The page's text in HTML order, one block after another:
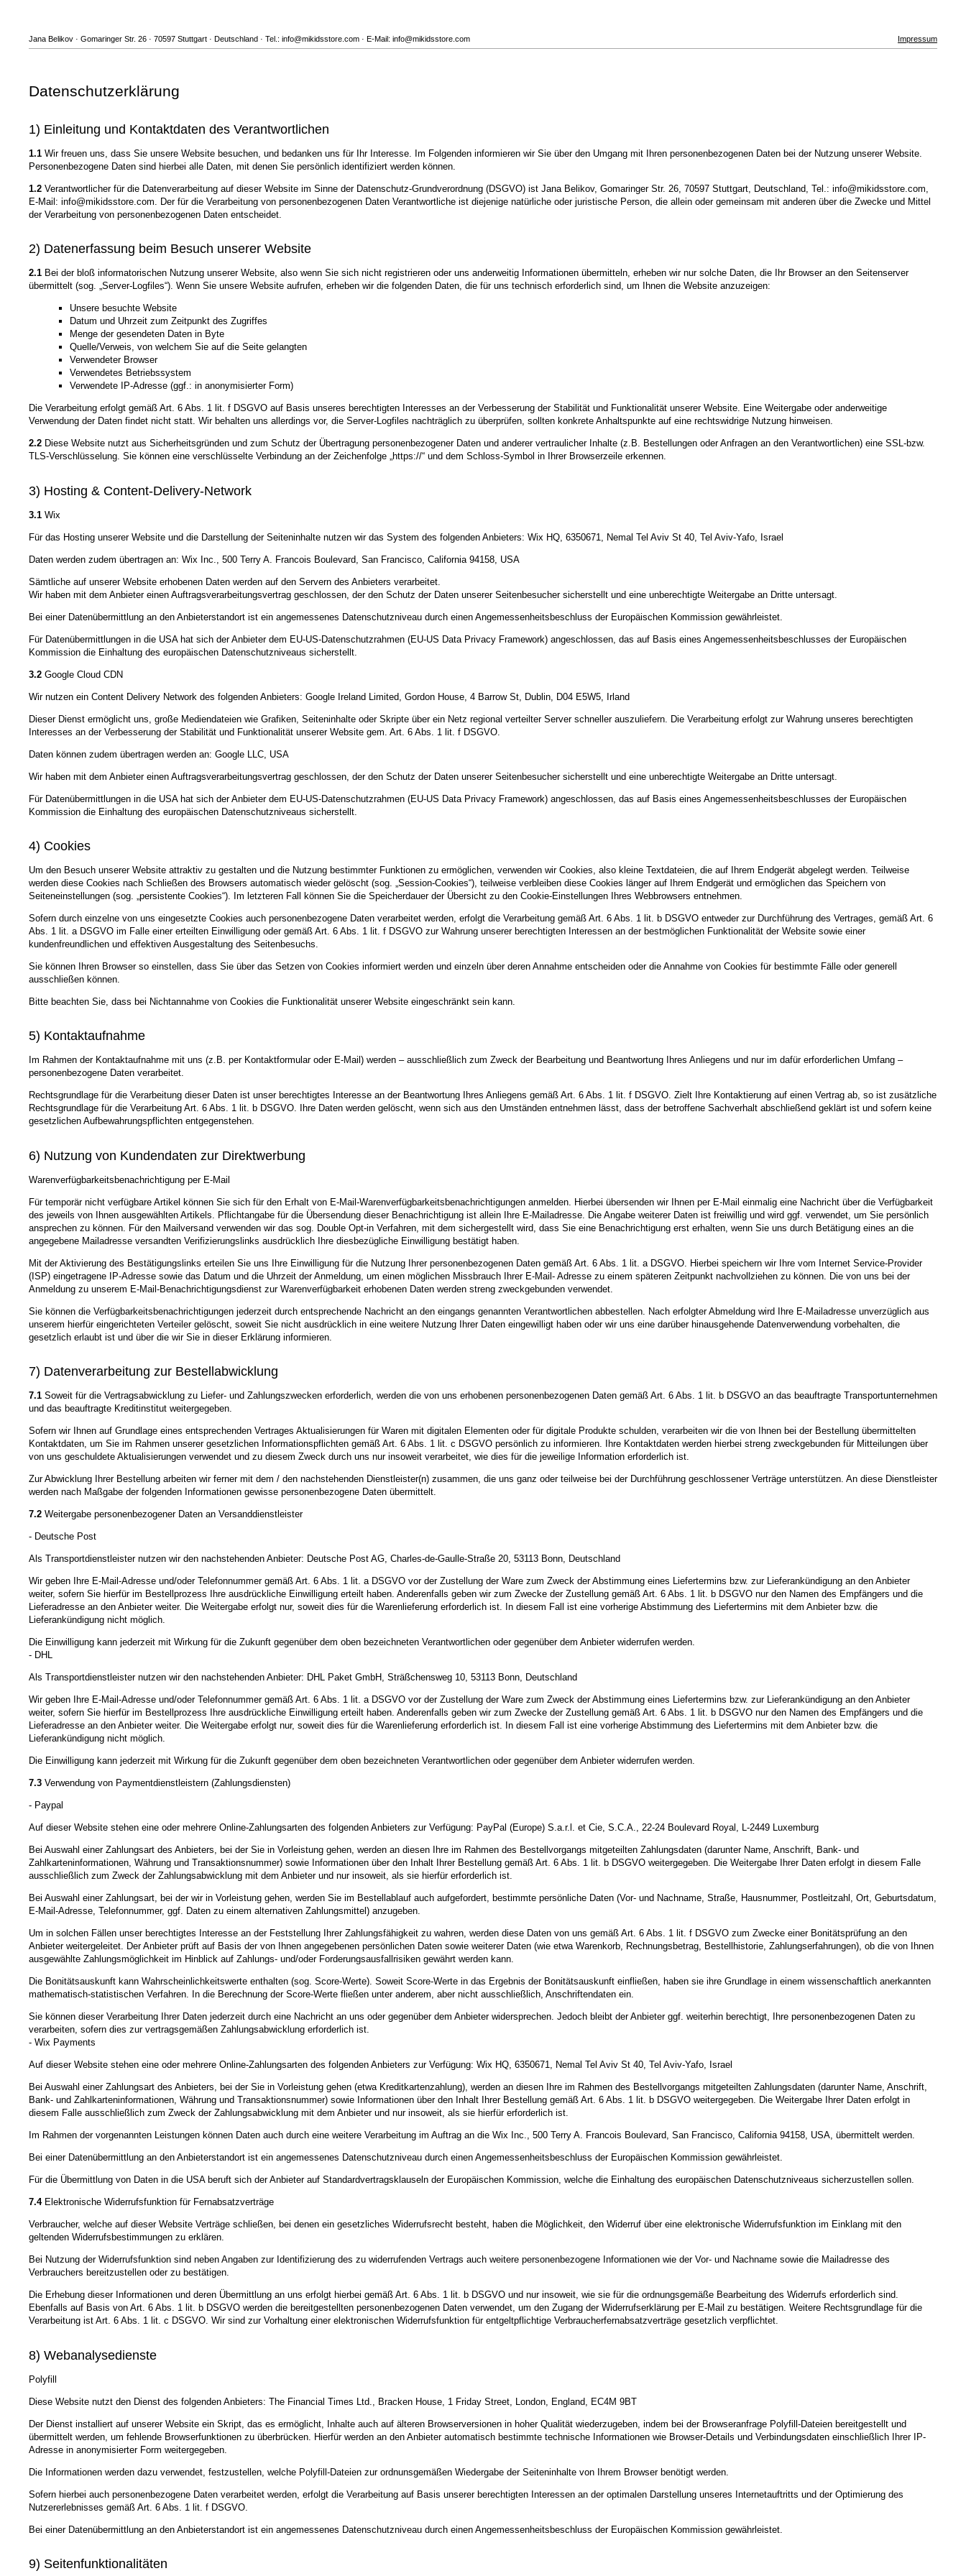
Jana Belikov · Gomaringer Str. 26 · 70597 Stuttgart · Deutschland · Tel.: info@mikidsstore.com · E-Mail: info@mikidsstore.com Impressum
Datenschutzerklärung
1) Einleitung und Kontaktdaten des Verantwortlichen
1.1 Wir freuen uns, dass Sie unsere Website besuchen, und bedanken uns für Ihr Interesse. Im Folgenden informieren wir Sie über den Umgang mit Ihren personenbezogenen Daten bei der Nutzung unserer Website.
Personenbezogene Daten sind hierbei alle Daten, mit denen Sie persönlich identifiziert werden können.
1.2 Verantwortlicher für die Datenverarbeitung auf dieser Website im Sinne der Datenschutz-Grundverordnung (DSGVO) ist Jana Belikov, Gomaringer Str. 26, 70597 Stuttgart, Deutschland, Tel.: info@mikidsstore.com,
E-Mail: info@mikidsstore.com. Der für die Verarbeitung von personenbezogenen Daten Verantwortliche ist diejenige natürliche oder juristische Person, die allein oder gemeinsam mit anderen über die Zwecke und Mittel
der Verarbeitung von personenbezogenen Daten entscheidet.
2) Datenerfassung beim Besuch unserer Website
2.1 Bei der bloß informatorischen Nutzung unserer Website, also wenn Sie sich nicht registrieren oder uns anderweitig Informationen übermitteln, erheben wir nur solche Daten, die Ihr Browser an den Seitenserver
übermittelt (sog. „Server-Logfiles“). Wenn Sie unsere Website aufrufen, erheben wir die folgenden Daten, die für uns technisch erforderlich sind, um Ihnen die Website anzuzeigen:
Unsere besuchte Website
Datum und Uhrzeit zum Zeitpunkt des Zugriffes
Menge der gesendeten Daten in Byte
Quelle/Verweis, von welchem Sie auf die Seite gelangten
Verwendeter Browser
Verwendetes Betriebssystem
Verwendete IP-Adresse (ggf.: in anonymisierter Form)
Die Verarbeitung erfolgt gemäß Art. 6 Abs. 1 lit. f DSGVO auf Basis unseres berechtigten Interesses an der Verbesserung der Stabilität und Funktionalität unserer Website. Eine Weitergabe oder anderweitige
Verwendung der Daten findet nicht statt. Wir behalten uns allerdings vor, die Server-Logfiles nachträglich zu überprüfen, sollten konkrete Anhaltspunkte auf eine rechtswidrige Nutzung hinweisen.
2.2 Diese Website nutzt aus Sicherheitsgründen und zum Schutz der Übertragung personenbezogener Daten und anderer vertraulicher Inhalte (z.B. Bestellungen oder Anfragen an den Verantwortlichen) eine SSL-bzw.
TLS-Verschlüsselung. Sie können eine verschlüsselte Verbindung an der Zeichenfolge „https://“ und dem Schloss-Symbol in Ihrer Browserzeile erkennen.
3) Hosting & Content-Delivery-Network
3.1 Wix
Für das Hosting unserer Website und die Darstellung der Seiteninhalte nutzen wir das System des folgenden Anbieters: Wix HQ, 6350671, Nemal Tel Aviv St 40, Tel Aviv-Yafo, Israel
Daten werden zudem übertragen an: Wix Inc., 500 Terry A. Francois Boulevard, San Francisco, California 94158, USA
Sämtliche auf unserer Website erhobenen Daten werden auf den Servern des Anbieters verarbeitet.
Wir haben mit dem Anbieter einen Auftragsverarbeitungsvertrag geschlossen, der den Schutz der Daten unserer Seitenbesucher sicherstellt und eine unberechtigte Weitergabe an Dritte untersagt.
Bei einer Datenübermittlung an den Anbieterstandort ist ein angemessenes Datenschutzniveau durch einen Angemessenheitsbeschluss der Europäischen Kommission gewährleistet.
Für Datenübermittlungen in die USA hat sich der Anbieter dem EU-US-Datenschutzrahmen (EU-US Data Privacy Framework) angeschlossen, das auf Basis eines Angemessenheitsbeschlusses der Europäischen
Kommission die Einhaltung des europäischen Datenschutzniveaus sicherstellt.
3.2 Google Cloud CDN
Wir nutzen ein Content Delivery Network des folgenden Anbieters: Google Ireland Limited, Gordon House, 4 Barrow St, Dublin, D04 E5W5, Irland
Dieser Dienst ermöglicht uns, große Mediendateien wie Grafiken, Seiteninhalte oder Skripte über ein Netz regional verteilter Server schneller auszuliefern. Die Verarbeitung erfolgt zur Wahrung unseres berechtigten
Interesses an der Verbesserung der Stabilität und Funktionalität unserer Website gem. Art. 6 Abs. 1 lit. f DSGVO.
Daten können zudem übertragen werden an: Google LLC, USA
Wir haben mit dem Anbieter einen Auftragsverarbeitungsvertrag geschlossen, der den Schutz der Daten unserer Seitenbesucher sicherstellt und eine unberechtigte Weitergabe an Dritte untersagt.
Für Datenübermittlungen in die USA hat sich der Anbieter dem EU-US-Datenschutzrahmen (EU-US Data Privacy Framework) angeschlossen, das auf Basis eines Angemessenheitsbeschlusses der Europäischen
Kommission die Einhaltung des europäischen Datenschutzniveaus sicherstellt.
4) Cookies
Um den Besuch unserer Website attraktiv zu gestalten und die Nutzung bestimmter Funktionen zu ermöglichen, verwenden wir Cookies, also kleine Textdateien, die auf Ihrem Endgerät abgelegt werden. Teilweise
werden diese Cookies nach Schließen des Browsers automatisch wieder gelöscht (sog. „Session-Cookies“), teilweise verbleiben diese Cookies länger auf Ihrem Endgerät und ermöglichen das Speichern von
Seiteneinstellungen (sog. „persistente Cookies“). Im letzteren Fall können Sie die Speicherdauer der Übersicht zu den Cookie-Einstellungen Ihres Webbrowsers entnehmen.
Sofern durch einzelne von uns eingesetzte Cookies auch personenbezogene Daten verarbeitet werden, erfolgt die Verarbeitung gemäß Art. 6 Abs. 1 lit. b DSGVO entweder zur Durchführung des Vertrages, gemäß Art. 6
Abs. 1 lit. a DSGVO im Falle einer erteilten Einwilligung oder gemäß Art. 6 Abs. 1 lit. f DSGVO zur Wahrung unserer berechtigten Interessen an der bestmöglichen Funktionalität der Website sowie einer
kundenfreundlichen und effektiven Ausgestaltung des Seitenbesuchs.
Sie können Ihren Browser so einstellen, dass Sie über das Setzen von Cookies informiert werden und einzeln über deren Annahme entscheiden oder die Annahme von Cookies für bestimmte Fälle oder generell
ausschließen können.
Bitte beachten Sie, dass bei Nichtannahme von Cookies die Funktionalität unserer Website eingeschränkt sein kann.
5) Kontaktaufnahme
Im Rahmen der Kontaktaufnahme mit uns (z.B. per Kontaktformular oder E-Mail) werden – ausschließlich zum Zweck der Bearbeitung und Beantwortung Ihres Anliegens und nur im dafür erforderlichen Umfang –
personenbezogene Daten verarbeitet.
Rechtsgrundlage für die Verarbeitung dieser Daten ist unser berechtigtes Interesse an der Beantwortung Ihres Anliegens gemäß Art. 6 Abs. 1 lit. f DSGVO. Zielt Ihre Kontaktierung auf einen Vertrag ab, so ist zusätzliche
Rechtsgrundlage für die Verarbeitung Art. 6 Abs. 1 lit. b DSGVO. Ihre Daten werden gelöscht, wenn sich aus den Umständen entnehmen lässt, dass der betroffene Sachverhalt abschließend geklärt ist und sofern keine
gesetzlichen Aufbewahrungspflichten entgegenstehen.
6) Nutzung von Kundendaten zur Direktwerbung
Warenverfügbarkeitsbenachrichtigung per E-Mail
Für temporär nicht verfügbare Artikel können Sie sich für den Erhalt von E-Mail-Warenverfügbarkeitsbenachrichtigungen anmelden. Hierbei übersenden wir Ihnen per E-Mail einmalig eine Nachricht über die Verfügbarkeit
des jeweils von Ihnen ausgewählten Artikels. Pflichtangabe für die Übersendung dieser Benachrichtigung ist allein Ihre E-Mailadresse. Die Angabe weiterer Daten ist freiwillig und wird ggf. verwendet, um Sie persönlich
ansprechen zu können. Für den Mailversand verwenden wir das sog. Double Opt-in Verfahren, mit dem sichergestellt wird, dass Sie eine Benachrichtigung erst erhalten, wenn Sie uns durch Betätigung eines an die
angegebene Mailadresse versandten Verifizierungslinks ausdrücklich Ihre diesbezügliche Einwilligung bestätigt haben.
Mit der Aktivierung des Bestätigungslinks erteilen Sie uns Ihre Einwilligung für die Nutzung Ihrer personenbezogenen Daten gemäß Art. 6 Abs. 1 lit. a DSGVO. Hierbei speichern wir Ihre vom Internet Service-Provider
(ISP) eingetragene IP-Adresse sowie das Datum und die Uhrzeit der Anmeldung, um einen möglichen Missbrauch Ihrer E-Mail- Adresse zu einem späteren Zeitpunkt nachvollziehen zu können. Die von uns bei der
Anmeldung zu unserem E-Mail-Benachrichtigungsdienst zur Warenverfügbarkeit erhobenen Daten werden streng zweckgebunden verwendet.
Sie können die Verfügbarkeitsbenachrichtigungen jederzeit durch entsprechende Nachricht an den eingangs genannten Verantwortlichen abbestellen. Nach erfolgter Abmeldung wird Ihre E-Mailadresse unverzüglich aus
unserem hierfür eingerichteten Verteiler gelöscht, soweit Sie nicht ausdrücklich in eine weitere Nutzung Ihrer Daten eingewilligt haben oder wir uns eine darüber hinausgehende Datenverwendung vorbehalten, die
gesetzlich erlaubt ist und über die wir Sie in dieser Erklärung informieren.
7) Datenverarbeitung zur Bestellabwicklung
7.1 Soweit für die Vertragsabwicklung zu Liefer- und Zahlungszwecken erforderlich, werden die von uns erhobenen personenbezogenen Daten gemäß Art. 6 Abs. 1 lit. b DSGVO an das beauftragte Transportunternehmen
und das beauftragte Kreditinstitut weitergegeben.
Sofern wir Ihnen auf Grundlage eines entsprechenden Vertrages Aktualisierungen für Waren mit digitalen Elementen oder für digitale Produkte schulden, verarbeiten wir die von Ihnen bei der Bestellung übermittelten
Kontaktdaten, um Sie im Rahmen unserer gesetzlichen Informationspflichten gemäß Art. 6 Abs. 1 lit. c DSGVO persönlich zu informieren. Ihre Kontaktdaten werden hierbei streng zweckgebunden für Mitteilungen über
von uns geschuldete Aktualisierungen verwendet und zu diesem Zweck durch uns nur insoweit verarbeitet, wie dies für die jeweilige Information erforderlich ist.
Zur Abwicklung Ihrer Bestellung arbeiten wir ferner mit dem / den nachstehenden Dienstleister(n) zusammen, die uns ganz oder teilweise bei der Durchführung geschlossener Verträge unterstützen. An diese Dienstleister
werden nach Maßgabe der folgenden Informationen gewisse personenbezogene Daten übermittelt.
7.2 Weitergabe personenbezogener Daten an Versanddienstleister
- Deutsche Post
Als Transportdienstleister nutzen wir den nachstehenden Anbieter: Deutsche Post AG, Charles-de-Gaulle-Straße 20, 53113 Bonn, Deutschland
Wir geben Ihre E-Mail-Adresse und/oder Telefonnummer gemäß Art. 6 Abs. 1 lit. a DSGVO vor der Zustellung der Ware zum Zweck der Abstimmung eines Liefertermins bzw. zur Lieferankündigung an den Anbieter
weiter, sofern Sie hierfür im Bestellprozess Ihre ausdrückliche Einwilligung erteilt haben. Anderenfalls geben wir zum Zwecke der Zustellung gemäß Art. 6 Abs. 1 lit. b DSGVO nur den Namen des Empfängers und die
Lieferadresse an den Anbieter weiter. Die Weitergabe erfolgt nur, soweit dies für die Warenlieferung erforderlich ist. In diesem Fall ist eine vorherige Abstimmung des Liefertermins mit dem Anbieter bzw. die
Lieferankündigung nicht möglich.
Die Einwilligung kann jederzeit mit Wirkung für die Zukunft gegenüber dem oben bezeichneten Verantwortlichen oder gegenüber dem Anbieter widerrufen werden.
- DHL
Als Transportdienstleister nutzen wir den nachstehenden Anbieter: DHL Paket GmbH, Sträßchensweg 10, 53113 Bonn, Deutschland
Wir geben Ihre E-Mail-Adresse und/oder Telefonnummer gemäß Art. 6 Abs. 1 lit. a DSGVO vor der Zustellung der Ware zum Zweck der Abstimmung eines Liefertermins bzw. zur Lieferankündigung an den Anbieter
weiter, sofern Sie hierfür im Bestellprozess Ihre ausdrückliche Einwilligung erteilt haben. Anderenfalls geben wir zum Zwecke der Zustellung gemäß Art. 6 Abs. 1 lit. b DSGVO nur den Namen des Empfängers und die
Lieferadresse an den Anbieter weiter. Die Weitergabe erfolgt nur, soweit dies für die Warenlieferung erforderlich ist. In diesem Fall ist eine vorherige Abstimmung des Liefertermins mit dem Anbieter bzw. die
Lieferankündigung nicht möglich.
Die Einwilligung kann jederzeit mit Wirkung für die Zukunft gegenüber dem oben bezeichneten Verantwortlichen oder gegenüber dem Anbieter widerrufen werden.
7.3 Verwendung von Paymentdienstleistern (Zahlungsdiensten)
- Paypal
Auf dieser Website stehen eine oder mehrere Online-Zahlungsarten des folgenden Anbieters zur Verfügung: PayPal (Europe) S.a.r.l. et Cie, S.C.A., 22-24 Boulevard Royal, L-2449 Luxemburg
Bei Auswahl einer Zahlungsart des Anbieters, bei der Sie in Vorleistung gehen, werden an diesen Ihre im Rahmen des Bestellvorgangs mitgeteilten Zahlungsdaten (darunter Name, Anschrift, Bank- und
Zahlkarteninformationen, Währung und Transaktionsnummer) sowie Informationen über den Inhalt Ihrer Bestellung gemäß Art. 6 Abs. 1 lit. b DSGVO weitergegeben. Die Weitergabe Ihrer Daten erfolgt in diesem Falle
ausschließlich zum Zweck der Zahlungsabwicklung mit dem Anbieter und nur insoweit, als sie hierfür erforderlich ist.
Bei Auswahl einer Zahlungsart, bei der wir in Vorleistung gehen, werden Sie im Bestellablauf auch aufgefordert, bestimmte persönliche Daten (Vor- und Nachname, Straße, Hausnummer, Postleitzahl, Ort, Geburtsdatum,
E-Mail-Adresse, Telefonnummer, ggf. Daten zu einem alternativen Zahlungsmittel) anzugeben.
Um in solchen Fällen unser berechtigtes Interesse an der Feststellung Ihrer Zahlungsfähigkeit zu wahren, werden diese Daten von uns gemäß Art. 6 Abs. 1 lit. f DSGVO zum Zwecke einer Bonitätsprüfung an den
Anbieter weitergeleitet. Der Anbieter prüft auf Basis der von Ihnen angegebenen persönlichen Daten sowie weiterer Daten (wie etwa Warenkorb, Rechnungsbetrag, Bestellhistorie, Zahlungserfahrungen), ob die von Ihnen
ausgewählte Zahlungsmöglichkeit im Hinblick auf Zahlungs- und/oder Forderungsausfallrisiken gewährt werden kann.
Die Bonitätsauskunft kann Wahrscheinlichkeitswerte enthalten (sog. Score-Werte). Soweit Score-Werte in das Ergebnis der Bonitätsauskunft einfließen, haben sie ihre Grundlage in einem wissenschaftlich anerkannten
mathematisch-statistischen Verfahren. In die Berechnung der Score-Werte fließen unter anderem, aber nicht ausschließlich, Anschriftendaten ein.
Sie können dieser Verarbeitung Ihrer Daten jederzeit durch eine Nachricht an uns oder gegenüber dem Anbieter widersprechen. Jedoch bleibt der Anbieter ggf. weiterhin berechtigt, Ihre personenbezogenen Daten zu
verarbeiten, sofern dies zur vertragsgemäßen Zahlungsabwicklung erforderlich ist.
- Wix Payments
Auf dieser Website stehen eine oder mehrere Online-Zahlungsarten des folgenden Anbieters zur Verfügung: Wix HQ, 6350671, Nemal Tel Aviv St 40, Tel Aviv-Yafo, Israel
Bei Auswahl einer Zahlungsart des Anbieters, bei der Sie in Vorleistung gehen (etwa Kreditkartenzahlung), werden an diesen Ihre im Rahmen des Bestellvorgangs mitgeteilten Zahlungsdaten (darunter Name, Anschrift,
Bank- und Zahlkarteninformationen, Währung und Transaktionsnummer) sowie Informationen über den Inhalt Ihrer Bestellung gemäß Art. 6 Abs. 1 lit. b DSGVO weitergegeben. Die Weitergabe Ihrer Daten erfolgt in
diesem Falle ausschließlich zum Zweck der Zahlungsabwicklung mit dem Anbieter und nur insoweit, als sie hierfür erforderlich ist.
Im Rahmen der vorgenannten Leistungen können Daten auch durch eine weitere Verarbeitung im Auftrag an die Wix Inc., 500 Terry A. Francois Boulevard, San Francisco, California 94158, USA, übermittelt werden.
Bei einer Datenübermittlung an den Anbieterstandort ist ein angemessenes Datenschutzniveau durch einen Angemessenheitsbeschluss der Europäischen Kommission gewährleistet.
Für die Übermittlung von Daten in die USA beruft sich der Anbieter auf Standardvertragsklauseln der Europäischen Kommission, welche die Einhaltung des europäischen Datenschutzniveaus sicherzustellen sollen.
7.4Elektronische Widerrufsfunktion für Fernabsatzverträge
Verbraucher, welche auf dieser Website Verträge schließen, bei denen ein gesetzliches Widerrufsrecht besteht, haben die Möglichkeit, den Widerruf über eine elektronische Widerrufsfunktion im Einklang mit den
geltenden Widerrufsbestimmungen zu erklären.
Bei Nutzung der Widerrufsfunktion sind neben Angaben zur Identifizierung des zu widerrufenden Vertrags auch weitere personenbezogene Informationen wie der Vor- und Nachname sowie die Mailadresse des
Verbrauchers bereitzustellen oder zu bestätigen.
Die Erhebung dieser Informationen und deren Übermittlung an uns erfolgt hierbei gemäß Art. 6 Abs. 1 lit. b DSGVO und nur insoweit, wie sie für die ordnungsgemäße Bearbeitung des Widerrufs erforderlich sind.
Ebenfalls auf Basis von Art. 6 Abs. 1 lit. b DSGVO werden die bereitgestellten personenbezogenen Daten verwendet, um den Zugang der Widerrufserklärung per E-Mail zu bestätigen. Weitere Rechtsgrundlage für die
Verarbeitung ist Art. 6 Abs. 1 lit. c DSGVO. Wir sind zur Vorhaltung einer elektronischen Widerrufsfunktion für entgeltpflichtige Verbraucherfernabsatzverträge gesetzlich verpflichtet.
8) Webanalysedienste
Polyfill
Diese Website nutzt den Dienst des folgenden Anbieters: The Financial Times Ltd., Bracken House, 1 Friday Street, London, England, EC4M 9BT
Der Dienst installiert auf unserer Website ein Skript, das es ermöglicht, Inhalte auch auf älteren Browserversionen in hoher Qualität wiederzugeben, indem bei der Browseranfrage Polyfill-Dateien bereitgestellt und
übermittelt werden, um fehlende Browserfunktionen zu überbrücken. Hierfür werden an den Anbieter automatisch bestimmte technische Informationen wie Browser-Details und Verbindungsdaten einschließlich Ihrer IP-
Adresse in anonymisierter Form weitergegeben.
Die Informationen werden dazu verwendet, festzustellen, welche Polyfill-Dateien zur ordnunsgemäßen Wiedergabe der Seiteninhalte von Ihrem Browser benötigt werden.
Sofern hierbei auch personenbezogene Daten verarbeitet werden, erfolgt die Verarbeitung auf Basis unserer berechtigten Interessen an der optimalen Darstellung unseres Internetauftritts und der Optimierung des
Nutzererlebnisses gemäß Art. 6 Abs. 1 lit. f DSGVO.
Bei einer Datenübermittlung an den Anbieterstandort ist ein angemessenes Datenschutzniveau durch einen Angemessenheitsbeschluss der Europäischen Kommission gewährleistet.
9) Seitenfunktionalitäten